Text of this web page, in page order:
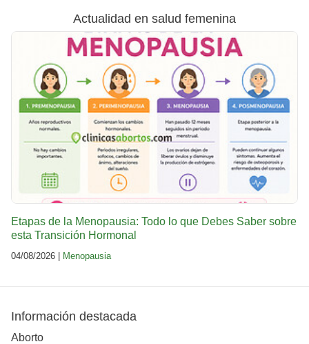
Actualidad en salud femenina
Etapas de la Menopausia: Todo lo que Debes Saber sobre
esta Transición Hormonal
04/08/2026 | Menopausia
Información destacada
Aborto